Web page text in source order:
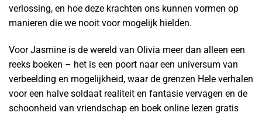
verlossing, en hoe deze krachten ons kunnen vormen op
manieren die we nooit voor mogelijk hielden.
Voor Jasmine is de wereld van Olivia meer dan alleen een
reeks boeken – het is een poort naar een universum van
verbeelding en mogelijkheid, waar de grenzen Hele verhalen
voor een halve soldaat realiteit en fantasie vervagen en de
schoonheid van vriendschap en boek online lezen gratis